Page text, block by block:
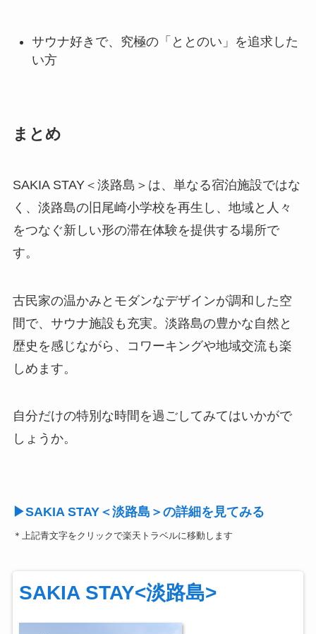
サウナ好きで、究極の「ととのい」を追求した
い方
まとめ
SAKIA STAY＜淡路島＞は、単なる宿泊施設ではな
く、淡路島の旧尾崎小学校を再生し、地域と人々
をつなぐ新しい形の滞在体験を提供する場所で
す。
古民家の温かみとモダンなデザインが調和した空
間で、サウナ施設も充実。淡路島の豊かな自然と
歴史を感じながら、コワーキングや地域交流も楽
しめます。
自分だけの特別な時間を過ごしてみてはいかがで
しょうか。
▶SAKIA STAY＜淡路島＞の詳細を見てみる
＊上記青文字をクリックで楽天トラベルに移動します
SAKIA STAY<淡路島>